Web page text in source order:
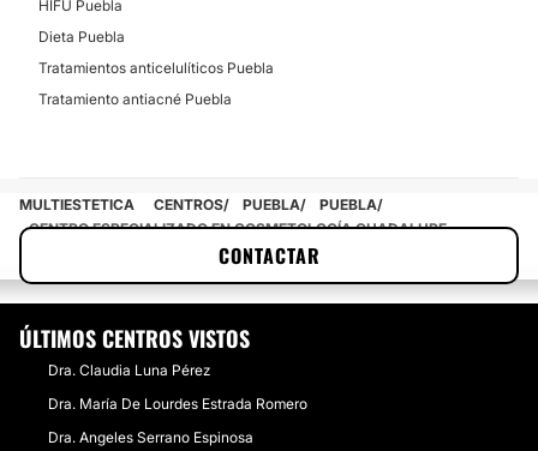
HIFU Puebla
Dieta Puebla
Tratamientos anticelulíticos Puebla
Tratamiento antiacné Puebla
CONTACTAR
MULTIESTETICA CENTROS PUEBLA
PUEBLA
CENTRO ESPECIALIZADO EN COSMETOLOGÍA GUADALUPE
ÚLTIMOS CENTROS VISTOS
Dra. Claudia Luna Pérez
Dra. María De Lourdes Estrada Romero
Dra. Angeles Serrano Espinosa